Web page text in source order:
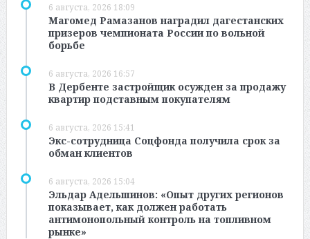
6 августа, 2026 18:09
Магомед Рамазанов наградил дагестанских
призеров чемпионата России по вольной
борьбе
6 августа, 2026 16:57
В Дербенте застройщик осужден за продажу
квартир подставным покупателям
6 августа, 2026 15:41
Экс-сотрудница Соцфонда получила срок за
обман клиентов
6 августа, 2026 15:04
Эльдар Адельшинов: «Опыт других регионов
показывает, как должен работать
антимонопольный контроль на топливном
рынке»